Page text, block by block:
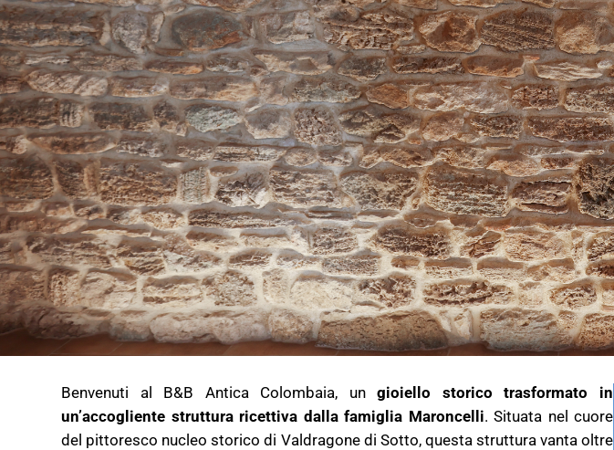
Benvenuti al B&B Antica Colombaia, ungioiello storico trasformato in
un’accogliente struttura ricettiva dalla famiglia Maroncelli. Situata nel cuore
del pittoresco nucleo storico di Valdragone di Sotto, questa struttura vanta oltre